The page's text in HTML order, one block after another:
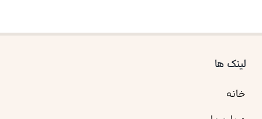
لینک ها
خانه